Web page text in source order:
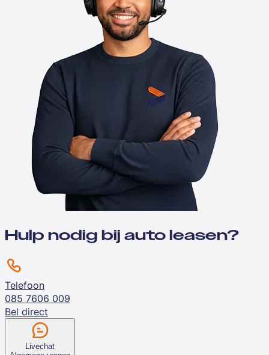
Hulp nodig bij auto leasen?
Telefoon
085 7606 009
Bel direct
Livechat